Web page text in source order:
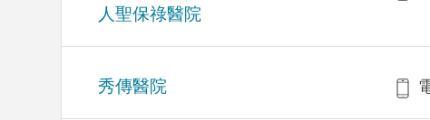
人聖保祿醫院
秀傳醫院